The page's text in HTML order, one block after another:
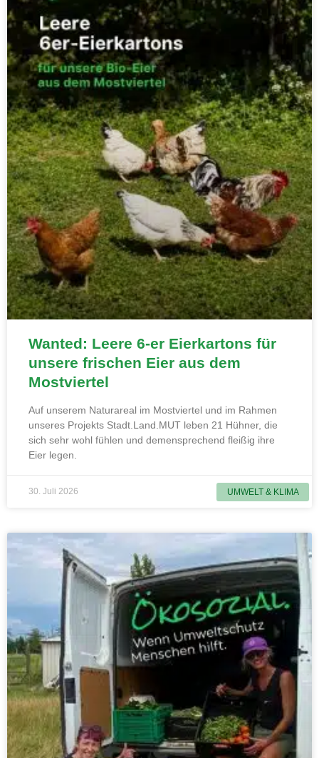
UMWELT & KLIMA
Wanted: Leere 6-er Eierkartons für
unsere frischen Eier aus dem
Mostviertel
Auf unserem Naturareal im Mostviertel und im Rahmen
unseres Projekts Stadt.Land.MUT leben 21 Hühner, die
sich sehr wohl fühlen und demensprechend fleißig ihre
Eier legen.
30. Juli 2026